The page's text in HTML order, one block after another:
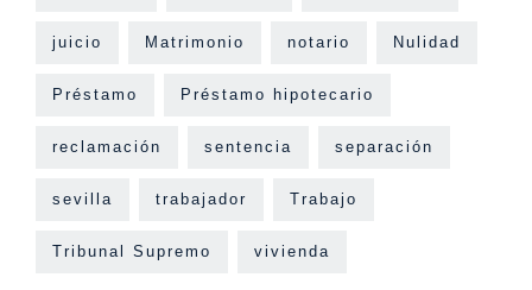
juicio Matrimonio notario Nulidad
Préstamo Préstamo hipotecario
reclamación sentencia separación
sevilla trabajador Trabajo
Tribunal Supremo vivienda